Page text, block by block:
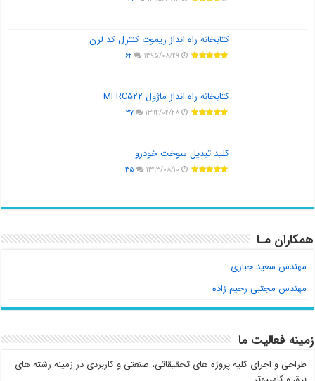
کتابخانه راه انداز ریموت کنترل کد لرن
۱۳۹۵/۰۸/۲۹ ۶۲
کتابخانه راه انداز ماژول MFRC۵۲۲
۱۳۹۴/۰۲/۲۸ ۳۷
کلید تبدیل سوخت خودرو
۱۳۹۳/۰۸/۱۰ ۳۵
همکاران مـا
مهندس سعید جباری
مهندس مجتبی رحیم زاده
زمینه فعالیت ما
طراحی و اجرای کلیه پروژه های تحقیقاتی، صنعتی و کاربردی در زمینه رشته های